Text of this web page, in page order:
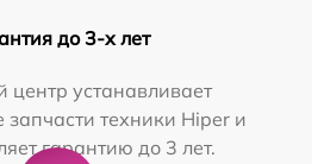
до 3-х лет
центр устанавливает
техники Hiper и
гарантию до 3 лет.